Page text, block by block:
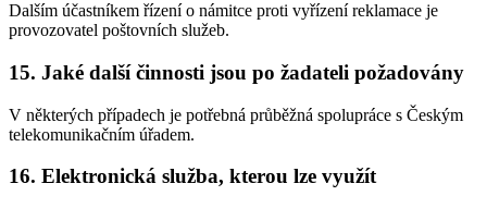
Dalším účastníkem řízení o námitce proti vyřízení reklamace je
provozovatel poštovních služeb.
15. Jaké další činnosti jsou po žadateli požadovány
V některých případech je potřebná průběžná spolupráce s Českým
telekomunikačním úřadem.
16. Elektronická služba, kterou lze využít